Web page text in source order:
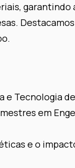
garantindo
Tecnologia
em
e o